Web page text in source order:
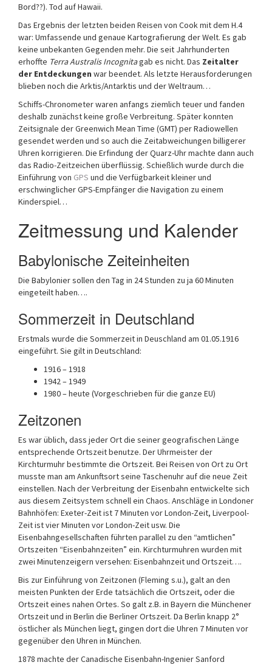
Bord??). Tod auf Hawaii.
Das Ergebnis der letzten beiden Reisen von Cook mit dem H.4
war: Umfassende und genaue Kartografierung der Welt. Es gab
keine unbekanten Gegenden mehr. Die seit Jahrhunderten
erhoffte Terra Australis Incognitagab es nicht. Das Zeitalter
der Entdeckungen war beendet. Als letzte Herausforderungen
blieben noch die Arktis/Antarktis und der Weltraum…
Schiffs-Chronometer waren anfangs ziemlich teuer und fanden
deshalb zunächst keine große Verbreitung. Später konnten
Zeitsignale der Greenwich Mean Time (GMT) per Radiowellen
gesendet werden und so auch die Zeitabweichungen billigerer
Uhren korrigieren. Die Erfindung der Quarz-Uhr machte dann auch
das Radio-Zeitzeichen überflüssig. Schießlich wurde durch die
Einführung von GPS und die Verfügbarkeit kleiner und
erschwinglicher GPS-Empfänger die Navigation zu einem
Kinderspiel…
Zeitmessung und Kalender
Babylonische Zeiteinheiten
Die Babylonier sollen den Tag in 24 Stunden zu ja 60 Minuten
eingeteilt haben….
Sommerzeit in Deutschland
Erstmals wurde die Sommerzeit in Deuschland am 01.05.1916
eingeführt. Sie gilt in Deutschland:
1916 – 1918
1942 – 1949
1980 – heute (Vorgeschrieben für die ganze EU)
Zeitzonen
Es war üblich, dass jeder Ort die seiner geografischen Länge
entsprechende Ortszeit benutze. Der Uhrmeister der
Kirchturmuhr bestimmte die Ortszeit. Bei Reisen von Ort zu Ort
musste man am Ankunftsort seine Taschenuhr auf die neue Zeit
einstellen. Nach der Verbreitung der Eisenbahn entwickelte sich
aus diesem Zeitsystem schnell ein Chaos. Anschläge in Londoner
Bahnhöfen: Exeter-Zeit ist 7 Minuten vor London-Zeit, Liverpool-
Zeit ist vier Minuten vor London-Zeit usw. Die
Eisenbahngesellschaften führten parallel zu den “amtlichen”
Ortszeiten “Eisenbahnzeiten” ein. Kirchturmuhren wurden mit
zwei Minutenzeigern versehen: Eisenbahnzeit und Ortszeit….
Bis zur Einführung von Zeitzonen (Fleming s.u.), galt an den
meisten Punkten der Erde tatsächlich die Ortszeit, oder die
Ortszeit eines nahen Ortes. So galt z.B. in Bayern die Münchener
Ortszeit und in Berlin die Berliner Ortszeit. Da Berlin knapp 2°
östlicher als München liegt, gingen dort die Uhren 7 Minuten vor
gegenüber den Uhren in München.
1878 machte der Canadische Eisenbahn-Ingenier Sanford